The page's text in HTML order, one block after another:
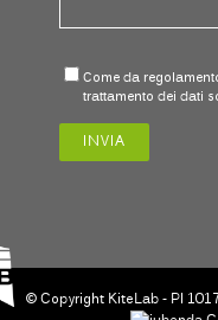
Come da
trattamento dei dati
© Copyright KiteLab - PI